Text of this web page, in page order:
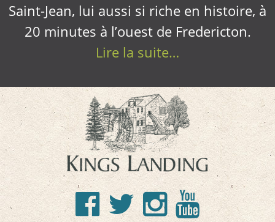
Saint-Jean, lui aussi si riche en histoire, à
20 minutes à l’ouest de Fredericton.
Lire la suite…